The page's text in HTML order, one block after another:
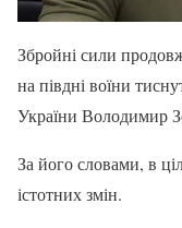
Збройні сили
на півдні воїни
України Володимир
За його словами, в
істотних змін.